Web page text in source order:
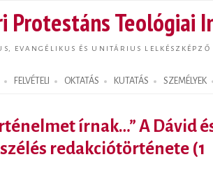
Protestáns Teológiai
EVANGÉLIKUS ÉS UNITÁRIUS LELKÉSZKÉPZŐ
FELVÉTELI OKTATÁS KUTATÁS SZEMÉLYEK
írnak…” A Dávid
redakciótörténete (1